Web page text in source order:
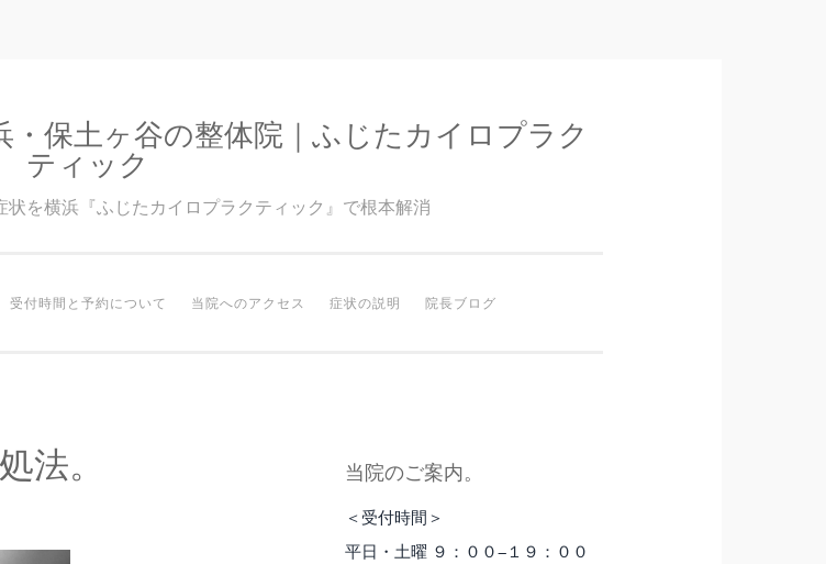
保土ヶ谷の整体院｜ふじたカイロプラク
ティック
を横浜『ふじたカイロプラクティック』で根本解消
受付時間と予約について 当院へのアクセス 症状の説明 院長ブログ
法。 当院のご案内。
＜受付時間＞
平日・土曜 ９：００−１９：００